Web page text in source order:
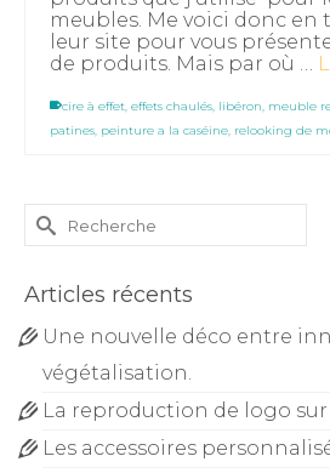
meubles. Me voici donc en
leur site pour vous
de produits. Mais par où …
cire à effet, effets chaulés, libéron, meuble
patines, peinture a la caséine, relooking de
Rechercher :
Articles récents
Une nouvelle déco entre
végétalisation.
La reproduction de logo
Les accessoires